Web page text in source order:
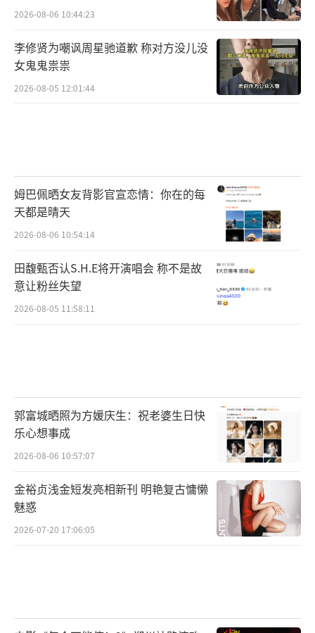
2026-08-06 10:44:23
李修贤为嘲讽周星驰道歉 称对方没儿没
女鬼鬼祟祟
2026-08-05 12:01:44
姆巴佩晒女友背影官宣恋情：你在的每
天都是晴天
2026-08-06 10:54:14
田馥甄否认S.H.E将开演唱会 称不是故
意让粉丝失望
2026-08-05 11:58:11
郭富城晒照为方媛庆生：祝老婆生日快
乐心想事成
2026-08-06 10:57:07
金裕贞浅金短发亮相新刊 明艳复古慵懒
魅惑
2026-07-20 17:06:05